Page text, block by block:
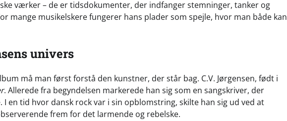
værker – de er tidsdokumenter, der indfanger stemninger, tanker og
mange musikelskere fungerer hans plader som spejle, hvor man både kan
univers
må man først forstå den kunstner, der står bag. C.V. Jørgensen, født i
. Allerede fra begyndelsen markerede han sig som en sangskriver, der
en tid hvor dansk rock var i sin opblomstring, skilte han sig ud ved at
frem for det larmende og rebelske.